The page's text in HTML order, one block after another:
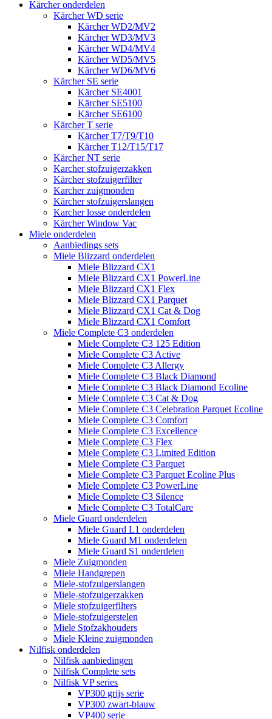
Kärcher onderdelen
Kärcher WD serie
Kärcher WD2/MV2
Kärcher WD3/MV3
Kärcher WD4/MV4
Kärcher WD5/MV5
Kärcher WD6/MV6
Kärcher SE serie
Kärcher SE4001
Kärcher SE5100
Kärcher SE6100
Kärcher T serie
Kärcher T7/T9/T10
Kärcher T12/T15/T17
Kärcher NT serie
Karcher stofzuigerzakken
Kärcher stofzuigerfilter
Karcher zuigmonden
Kärcher stofzuigerslangen
Karcher losse onderdelen
Kärcher Window Vac
Miele onderdelen
Aanbiedings sets
Miele Blizzard onderdelen
Miele Blizzard CX1
Miele Blizzard CX1 PowerLine
Miele Blizzard CX1 Flex
Miele Blizzard CX1 Parquet
Miele Blizzard CX1 Cat & Dog
Miele Blizzard CX1 Comfort
Miele Complete C3 onderdelen
Miele Complete C3 125 Edition
Miele Complete C3 Active
Miele Complete C3 Allergy
Miele Complete C3 Black Diamond
Miele Complete C3 Black Diamond Ecoline
Miele Complete C3 Cat & Dog
Miele Complete C3 Celebration Parquet Ecoline​
Miele Complete C3 Comfort
Miele Complete C3 Excellence
Miele Complete C3 Flex
Miele Complete C3 Limited Edition
Miele Complete C3 Parquet
Miele Complete C3 Parquet Ecoline Plus
Miele Complete C3 PowerLine
Miele Complete C3 Silence
Miele Complete C3 TotalCare
Miele Guard onderdelen
Miele Guard L1 onderdelen
Miele Guard M1 onderdelen
Miele Guard S1 onderdelen
Miele Zuigmonden
Miele Handgrepen
Miele-stofzuigerslangen
Miele-stofzuigerzakken
Miele stofzuigerfilters
Miele-stofzuigerstelen
Miele Stofzakhouders
Miele Kleine zuigmonden
Nilfisk onderdelen
Nilfisk aanbiedingen
Nilfisk Complete sets
Nilfisk VP series
VP300 grijs serie
VP300 zwart-blauw
VP400 serie